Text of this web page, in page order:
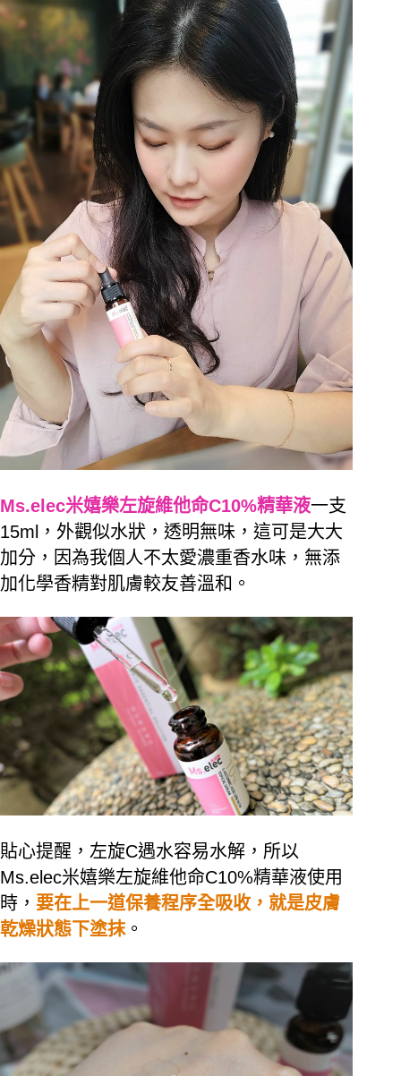
Ms.elec米嬉樂左旋維他命C10%精華液一支
15ml，外觀似水狀，透明無味，這可是大大
加分，因為我個人不太愛濃重香水味，無添
加化學香精對肌膚較友善溫和。
貼心提醒，左旋C遇水容易水解，所以
Ms.elec米嬉樂左旋維他命C10%精華液使用
時， 要在上一道保養程序全吸收，就是皮膚
乾燥狀態下塗抹。